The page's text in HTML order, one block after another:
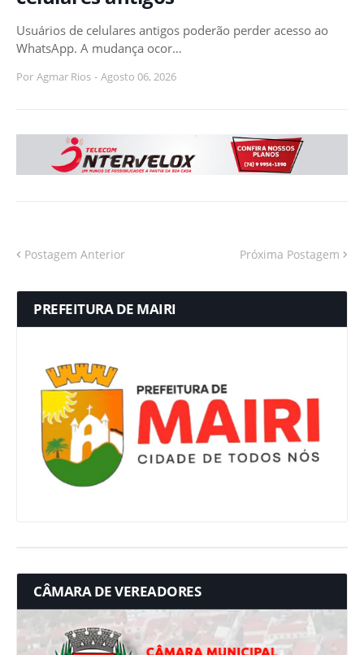
Usuários de celulares antigos poderão perder acesso ao
WhatsApp. A mudança ocor…
Por Agmar Rios - Agosto 06, 2026
Postagem Anterior Próxima Postagem
PREFEITURA DE MAIRI
CÂMARA DE VEREADORES